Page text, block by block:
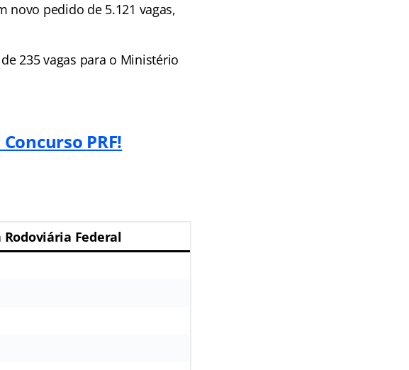
novo pedido de 5.121 vagas,
235 vagas para o Ministério
PRF!
Rodoviária Federal